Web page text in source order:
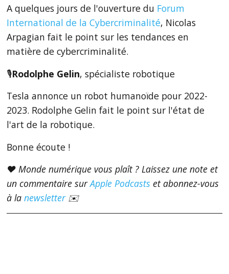
A quelques jours de l'ouverture du Forum
International de la Cybercriminalité, Nicolas
Arpagian fait le point sur les tendances en
matière de cybercriminalité.
🎙Rodolphe Gelin, spécialiste robotique
Tesla annonce un robot humanoïde pour 2022-
2023. Rodolphe Gelin fait le point sur l'état de
l'art de la robotique.
Bonne écoute !
❤️ Monde numérique vous plaît ? Laissez une note et
un commentaire surApple Podcasts et abonnez-vous
à lanewsletter✉️